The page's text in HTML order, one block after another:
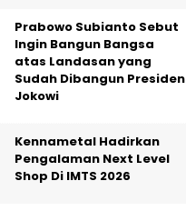
Prabowo Subianto Sebut
Ingin Bangun Bangsa
atas Landasan yang
Sudah Dibangun Presiden
Jokowi
Kennametal Hadirkan
Pengalaman Next Level
Shop Di IMTS 2026